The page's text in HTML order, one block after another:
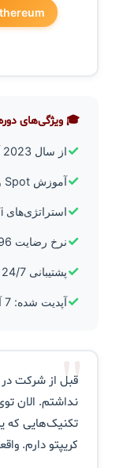
🎓 ویژگی‌های دوره
✓از سال 2023 آموزش مستمر
✓آموزش Spot و Futures Trading
✓استراتژی‌های DeFi و NFT
✓نرخ رضایت 96%
✓پشتیبانی 24/7 تلگرامی
✓آپدیت شده: 7 آگوست 2026
"
قبل از شرکت در
نداشتم. الان
تکنیک‌هایی که
کریپتو دارم.